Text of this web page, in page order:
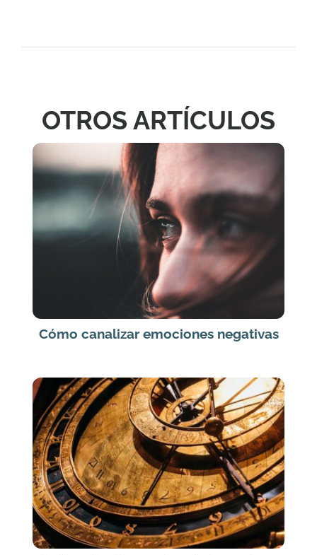
OTROS ARTÍCULOS
Cómo canalizar emociones negativas